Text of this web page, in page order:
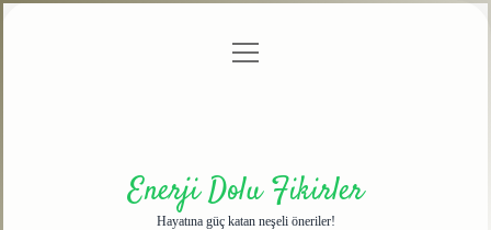
menüyü
Enerji Dolu Fikirler
Hayatına güç katan neşeli öneriler!